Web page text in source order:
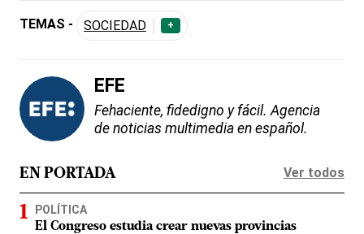
TEMAS - SOCIEDAD +
EFE
Fehaciente, fidedigno y fácil. Agencia
de noticias multimedia en español.
EN PORTADA Ver todos
POLÍTICA
El Congreso estudia crear nuevas provincias